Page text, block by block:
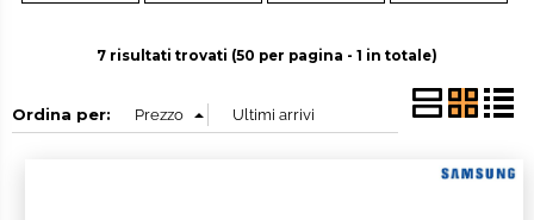
7 risultati trovati (50 per pagina - 1 in totale)
Ordina per: